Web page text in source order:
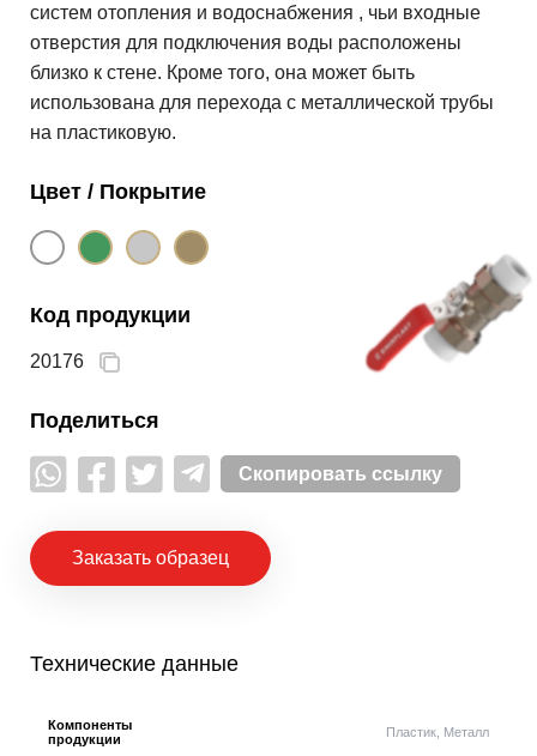
систем отопления и водоснабжения , чьи входные
отверстия для подключения воды расположены
близко к стене. Кроме того, она может быть
использована для перехода с металлической трубы
на пластиковую.
Цвет / Покрытие
Код продукции
20176
Поделиться
Скопировать ссылку
Заказать образец
Технические данные
Компоненты
продукции
Пластик, Металл